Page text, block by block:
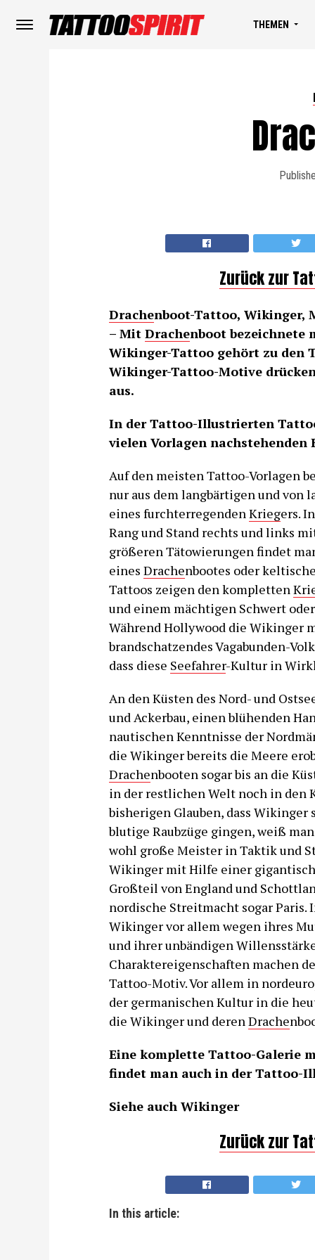
THEMEN
Zurück zur
Drachenboot-Tattoo, Wikinger,
– Mit Drachenboot bezeichnete
Wikinger-Tattoo gehört zu den
Wikinger-Tattoo-Motive
aus.
In der Tattoo-Illustrierten
vielen Vorlagen nachstehenden
Auf den meisten Tattoo-Vorlagen
nur aus dem langbärtigen und von
eines furchterregendenKriegers.
Rang und Stand rechts und links
größeren Tätowierungen findet
eines Drachenbootes oder
Tattoos zeigen den kompletten
und einem mächtigen Schwert
Während Hollywood die Wikinger
brandschatzendes Vagabunden-
dass diese Seefahrer-Kultur in
An den Küsten des Nord- und
und Ackerbau, einen blühenden
nautischen Kenntnisse der
die Wikinger bereits die Meere
Drachenbooten sogar bis an die
in der restlichen Welt noch in den
bisherigen Glauben, dass
blutige Raubzüge gingen, weiß
wohl große Meister in Taktik und
Wikinger mit Hilfe einer
Großteil von England und
nordische Streitmacht sogar
Wikinger vor allem wegen ihres
und ihrer unbändigen
Charaktereigenschaften machen
Tattoo-Motiv. Vor allem in
der germanischen Kultur in die
die Wikinger und derenDrache
Eine komplette Tattoo-Galerie
findet man auch in der Tattoo-
Siehe auch Wikinger
Zurück zur
In this article: